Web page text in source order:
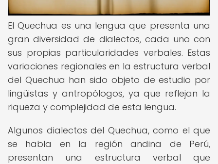
El Quechua es una lengua que presenta una
gran diversidad de dialectos, cada uno con
sus propias particularidades verbales. Estas
variaciones regionales en la estructura verbal
del Quechua han sido objeto de estudio por
lingüistas y antropólogos, ya que reflejan la
riqueza y complejidad de esta lengua.
Algunos dialectos del Quechua, como el que
se habla en la región andina de Perú,
presentan una estructura verbal que